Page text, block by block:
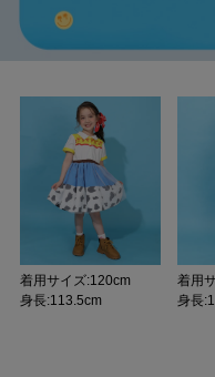
着用サイズ:120cm
身長:113.5cm
着用
身長